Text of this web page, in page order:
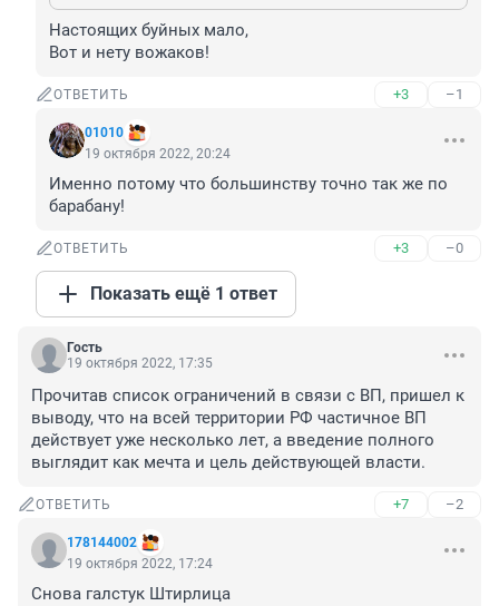
Настоящих буйных мало,
Вот и нету вожаков!
ОТВЕТИТЬ +3 –1
01010
19 октября 2022, 20:24
Именно потому что большинству точно так же по
барабану!
ОТВЕТИТЬ +3 –0
Показать ещё 1 ответ
Гость
19 октября 2022, 17:35
Прочитав список ограничений в связи с ВП, пришел к
выводу, что на всей территории РФ частичное ВП
действует уже несколько лет, а введение полного
выглядит как мечта и цель действующей власти.
ОТВЕТИТЬ +7 –2
178144002
19 октября 2022, 17:24
Снова галстук Штирлица